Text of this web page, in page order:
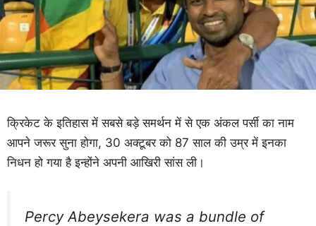
क्रिकेट के इतिहास में सबसे बड़े समर्थन में से एक अंकल पर्सी का नाम
आपने जरूर सुना होगा, 30 अक्टूबर को 87 साल की उम्र में इनका
निधन हो गया है इन्होंने अपनी आखिरी सांस ली।
Percy Abeysekera was a bundle of